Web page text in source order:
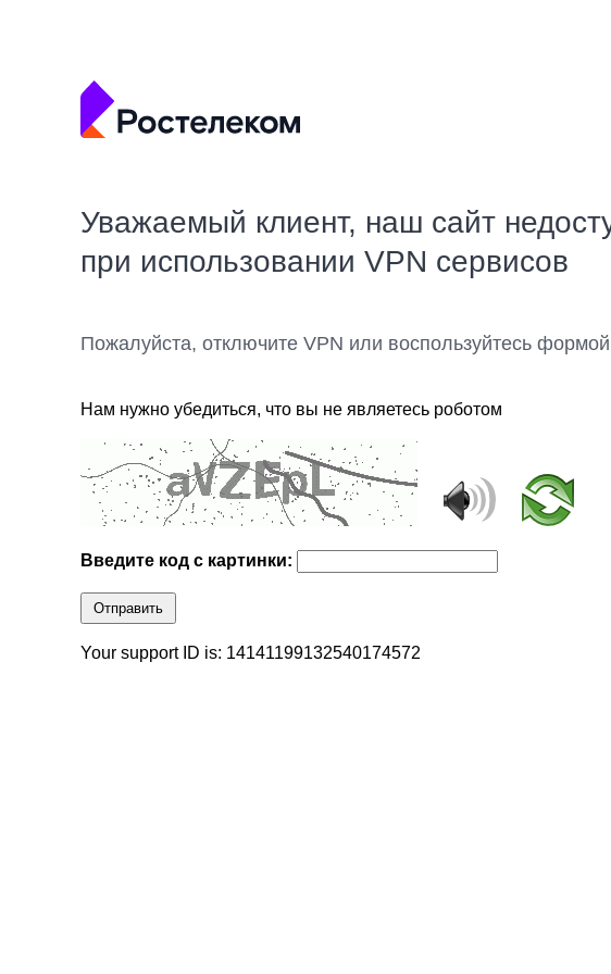
Уважаемый клиент, наш сайт
при использовании VPN сервисов
Пожалуйста, отключите VPN или воспользуйтесь
Нам нужно убедиться, что вы не являетесь роботом
Введите код с картинки:
Отправить
Your support ID is: 14141199132540174572